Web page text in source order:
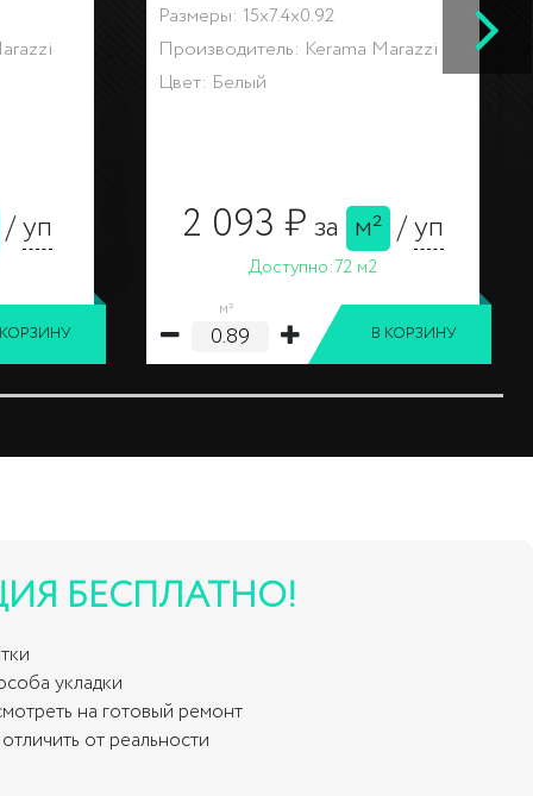
/уп
Размеры: 15x7.4x0.92
Производитель: Kerama Marazzi
Цвет: Белый
2 093 ₽за м² /уп
Доступно:72 м2
м²
В КОРЗИНУ
БЕСПЛАТНО!
укладки
на готовый ремонт
от реальности